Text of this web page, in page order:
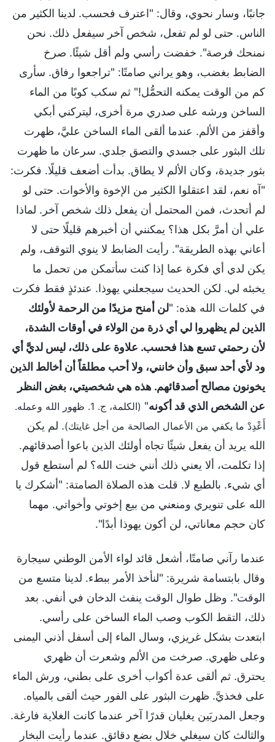
جانبًا، وسار نحوي، وقال: "اعترف فحسب. لدينا الكثير من
الناس. حتى لو لم تفعل، شخص آخر سيفعل ذلك. نحن
نمنحك فرصة". خفضت رأسي ولم أقل شيئًا. صرخ
الضابط بغضب، وهو يراني صامتًا: "تراجعوا رفاق. سأرى
كم من الوقت يمكنه التحمُّل!" ثم سكب كوبًا من الماء
الساخن ورشه على صدري مرة أخرى، ليتركني أبكي
وأقفز من الألم. عندما ألقى الماء الساخن عليَّ، ظهرت
تلك البثور على جسدي والتصق جلدي. سرعان ما ظهرت
بثور جديدة، وكان الألم لا يطاق. بدأت أضعف قليلًا. فكرت:
"آه نعم، لقد اعتقلوا الكثير من الإخوة والأخوات. حتى لو
لم أتحدث، فمن المحتمل أن يفعل ذلك شخص آخر. لماذا
علي أن أمرَّ بكل هذا؟ يمكنني أن أخبرهم قليلًا حتى لا
أعاني بهذه الطريقة". رأيت الضابط لا ينوي التوقف، ولم
يكن لدي أي فكرة عما إذا كنت سأتمكن من تحمل ما
يخبئه لي. لكن الحديث سيجعلني يهوذا. عندئذٍ فقط فكرت
في كلمات الله هذه: "لن أمنح مزيدًا من الرحمة لأولئك
الذين لم يظهروا لي أي ذرة من الولاء في أوقات الشدة،
لأن رحمتي تسع هذا فحسب. علاوة على ذلك، ليس لديَّ أي
ود لأي أحد سبق وأن خانني، ولا أحب مطلقاً أن أخالط الذين
يخونون مصالح أصدقائهم. هذه هي شخصيتي، بغض النظر
عن الشخص الذي قد أكونه"
(الكلمة، ج. 1. ظهور الله وعمله.
أَعْدِدْ ما يكفي من الأعمال الصالحة من أجل غايتك). لم يكن
الله يريد أن يفعل شيئًا تجاه أولئك الذين باعوا أصدقائهم.
إذا تكلمت، ألا يعني ذلك أنني خنت الله؟ لم أستطع قول
أي شيء. بالطبع لا. قلت هذه الصلاة الصامتة: "أشكرك يا
الله على تنويري ومنعني من بيع إخوتي وأخواتي. مهما
كان حجم معاناتي، لن أكون يهوذا أبدًا".
عندما رآني صامتًا، أشعل قائد لواء الأمن الوطني سيجارة
وقال بابتسامة شريرة: "لنأخذ الأمر ببطء. لدينا متسع من
الوقت". وظل طوال الوقت ينفث الدخان في أنفي. بعد
ذلك، التقط الكوب وصب الماء الساخن على رأسي.
ابتعدت بشكل غريزي، وسال الماء إلى أسفل أذني اليمنى
وعلى ظهري. صرخت من الألم وشعرت أن ظهري
يحترق. ثم ألقى عدة أكواب أخرى على بطني، ورش الماء
على فخذيَّ. ظهرت البثور على الفور حيث ألقى بالمياه.
وجعل المدربَين يغليان قدرًا آخر عندما كانت الغلاية فارغة.
والثالث كان سيغلي خلال بضع دقائق. عندما رأيت البخار